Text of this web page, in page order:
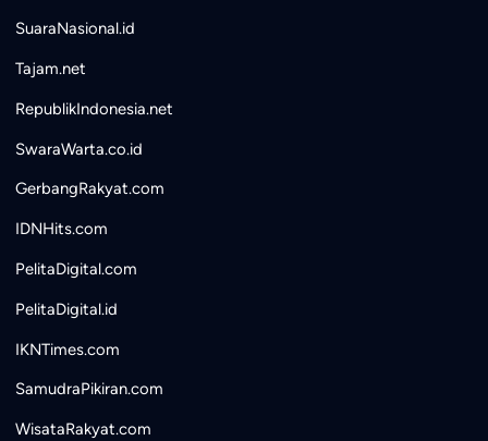
SuaraNasional.id
Tajam.net
RepublikIndonesia.net
SwaraWarta.co.id
GerbangRakyat.com
IDNHits.com
PelitaDigital.com
PelitaDigital.id
IKNTimes.com
SamudraPikiran.com
WisataRakyat.com